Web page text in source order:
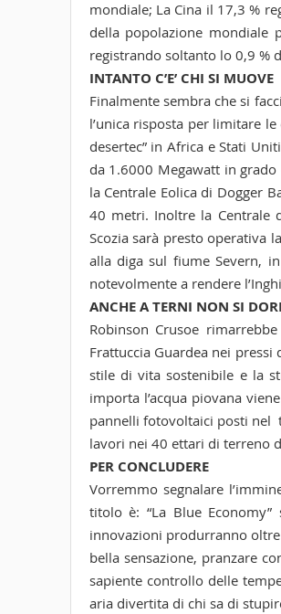
mondiale; La Cina il 17,3 %
della popolazione
registrando soltanto lo 0,9 %
INTANTO C’E’ CHI SI MUOVE
Finalmente sembra che si
l’unica risposta per limitare
desertec” in Africa e Stati
da 1.6000 Megawatt in
la Centrale Eolica di Dogger
40 metri. Inoltre la Centrale
Scozia sarà presto operativa
alla diga sul fiume Severn,
notevolmente a rendere
ANCHE A TERNI NON SI
Robinson Crusoe
Frattuccia Guardea nei
stile di vita sostenibile e la
importa l’acqua piovana
pannelli fotovoltaici posti nel
lavori nei 40 ettari di terreno
PER CONCLUDERE
Vorremmo segnalare
titolo è: “La Blue
innovazioni produrranno
bella sensazione, pranzare
sapiente controllo delle
aria divertita di chi sa di